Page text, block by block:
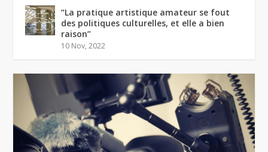
“La pratique artistique amateur se fout
des politiques culturelles, et elle a bien
raison”
10 Nov, 2022